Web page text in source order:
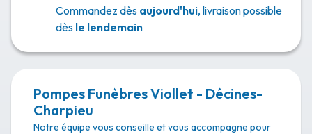
Commandez dès aujourd'hui, livraison possible
dès le lendemain
Pompes Funèbres Viollet - Décines-
Charpieu
Notre équipe vous conseille et vous accompagne pour